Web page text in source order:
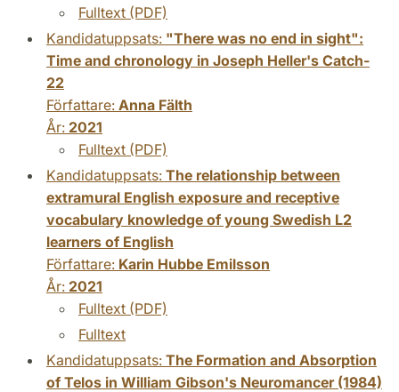
Fulltext (PDF)
Kandidatuppsats: "There was no end in sight":
Time and chronology in Joseph Heller's Catch-
22
Författare: Anna Fälth
År: 2021
Fulltext (PDF)
Kandidatuppsats: The relationship between
extramural English exposure and receptive
vocabulary knowledge of young Swedish L2
learners of English
Författare: Karin Hubbe Emilsson
År: 2021
Fulltext (PDF)
Fulltext
Kandidatuppsats: The Formation and Absorption
of Telos in William Gibson's Neuromancer (1984)